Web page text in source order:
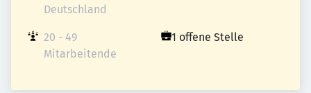
Deutschland
20 - 49
Mitarbeitende
1 offene Stelle